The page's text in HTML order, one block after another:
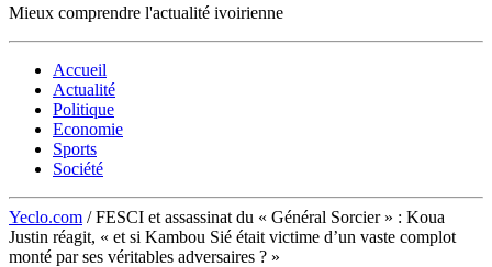
Mieux comprendre l'actualité ivoirienne
Accueil
Actualité
Politique
Economie
Sports
Société
Yeclo.com / FESCI et assassinat du « Général Sorcier » : Koua
Justin réagit, « et si Kambou Sié était victime d’un vaste complot
monté par ses véritables adversaires ? »